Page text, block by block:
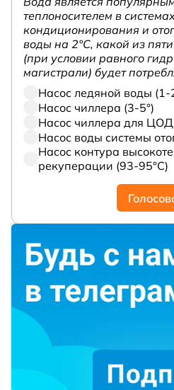
теплоносителем в
кондиционирования и
воды на 2°С, какой из
(при условии равного
магистрали) будет
Насос ледяной воды (1-
Насос чиллера (3-5°)
Насос чиллера для
Насос воды системы
Насос контура
рекуперации (93-95°С)